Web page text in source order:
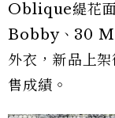
Oblique緹花
Bobby、30
外衣，新品上
售成績。